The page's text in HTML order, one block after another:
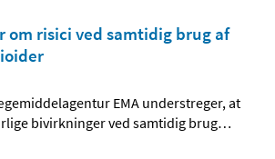
om risici ved samtidig brug af
EMA understreger, at
bivirkninger ved samtidig brug…